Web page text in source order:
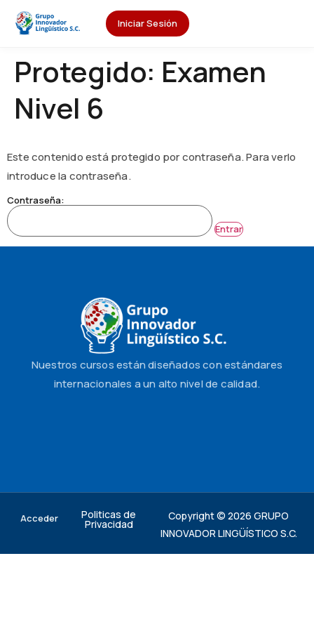
Iniciar Sesión
Protegido: Examen
Nivel 6
Este contenido está protegido por contraseña. Para verlo
introduce la contraseña.
Contraseña:
Nuestros cursos están diseñados con estándares
internacionales a un alto nivel de calidad.
Copyright © 2026 GRUPO
INNOVADOR LINGÜÍSTICO S.C.
Acceder Politicas de
Privacidad